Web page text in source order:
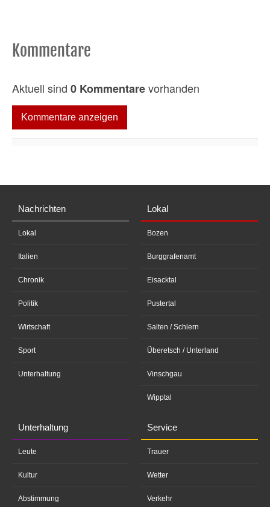
Kommentare
Aktuell sind 0 Kommentarevorhanden
Kommentare anzeigen
Nachrichten
Lokal
Italien
Chronik
Politik
Wirtschaft
Sport
Unterhaltung
Lokal
Bozen
Burggrafenamt
Eisacktal
Pustertal
Salten / Schlern
Überetsch / Unterland
Vinschgau
Wipptal
Unterhaltung
Leute
Kultur
Abstimmung
Service
Trauer
Wetter
Verkehr